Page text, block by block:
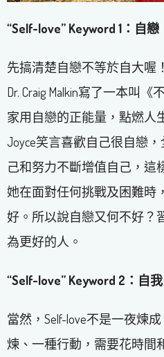
“Self-love” Keyword 1：自戀
先搞清楚自戀不等於自大喔
Dr. Craig Malkin寫了一本叫
家用自戀的正能量，點燃人
Joyce笑言喜歡自己很自戀
己和努力不斷增值自己，這
她在面對任何挑戰及困難時
好。所以說自戀又何不好？
為更好的人。
“Self-love” Keyword 2：自我
當然，Self-love不是一夜煉
煉、一種行動，需要花時間